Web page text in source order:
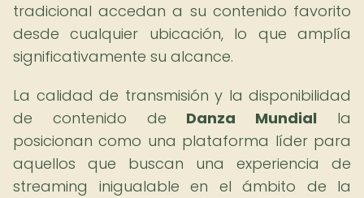
tradicional accedan a su contenido favorito
desde cualquier ubicación, lo que amplía
significativamente su alcance.
La calidad de transmisión y la disponibilidad
de contenido de Danza Mundial la
posicionan como una plataforma líder para
aquellos que buscan una experiencia de
streaming inigualable en el ámbito de la